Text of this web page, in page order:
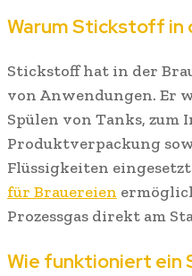
Warum Stickstoff in
Stickstoff hat in der
von Anwendungen. Er
Spülen von Tanks, zum
Produktverpackung
Flüssigkeiten
für Brauereien
Prozessgas direkt am
Wie funktioniert